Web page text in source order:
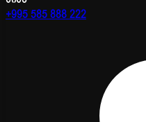
+995 585 888 222